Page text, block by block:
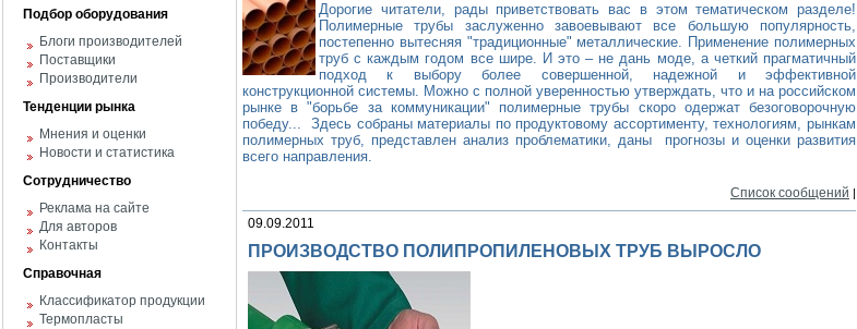
Подбор оборудования
Блоги производителей
Поставщики
Производители
Тенденции рынка
Мнения и оценки
Новости и статистика
Сотрудничество
Реклама на сайте
Для авторов
Контакты
Справочная
Классификатор продукции
Термопласты
Дорогие читатели, рады приветствовать вас в этом тематическом разделе!
Полимерные трубы заслуженно завоевывают все большую популярность,
постепенно вытесняя "традиционные" металлические. Применение полимерных
труб с каждым годом все шире. И это – не дань моде, а четкий прагматичный
подход к выбору более совершенной, надежной и эффективной
конструкционной системы. Можно с полной уверенностью утверждать, что и на российском
рынке в "борьбе за коммуникации" полимерные трубы скоро одержат безоговорочную
победу... Здесь собраны материалы по продуктовому ассортименту, технологиям, рынкам
полимерных труб, представлен анализ проблематики, даны прогнозы и оценки развития
всего направления.
Список сообщений |
09.09.2011
ПРОИЗВОДСТВО ПОЛИПРОПИЛЕНОВЫХ ТРУБ ВЫРОСЛО